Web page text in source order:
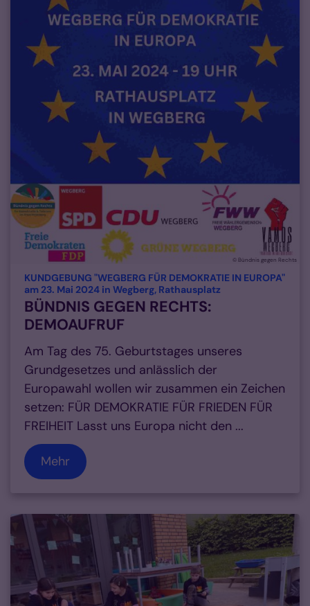
© Bündnis gegen Rechts
KUNDGEBUNG "WEGBERG FÜR DEMOKRATIE IN EUROPA"
am 23. Mai 2024 in Wegberg, Rathausplatz
BÜNDNIS GEGEN RECHTS:
DEMOAUFRUF
Am Tag des 75. Geburtstages unseres
Grundgesetzes und anlässlich der
Europawahl wollen wir zusammen ein Zeichen
setzen: FÜR DEMOKRATIE FÜR FRIEDEN FÜR
FREIHEIT Lasst uns Europa nicht den ...
Mehr